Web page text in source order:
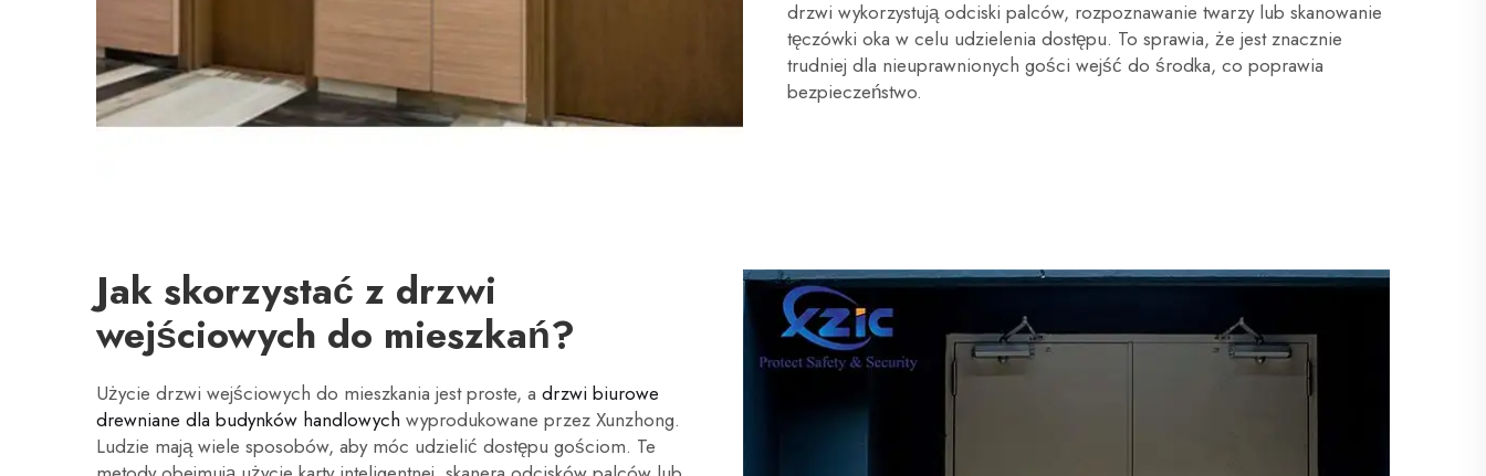
drzwi wykorzystują odciski palców, rozpoznawanie twarzy lub skanowanie
tęczówki oka w celu udzielenia dostępu. To sprawia, że jest znacznie
trudniej dla nieuprawnionych gości wejść do środka, co poprawia
bezpieczeństwo.
Jak skorzystać z drzwi
wejściowych do mieszkań?
Użycie drzwi wejściowych do mieszkania jest proste, a drzwi biurowe
drewniane dla budynków handlowych wyprodukowane przez Xunzhong.
Ludzie mają wiele sposobów, aby móc udzielić dostępu gościom. Te